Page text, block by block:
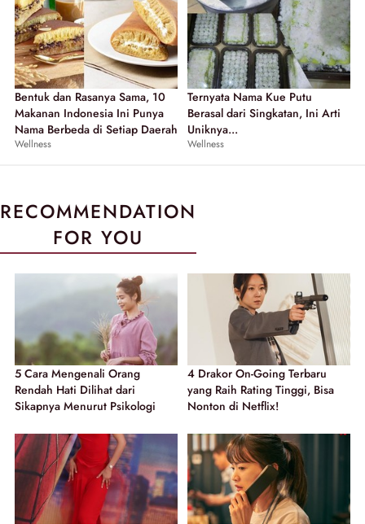
Bentuk dan Rasanya Sama, 10
Makanan Indonesia Ini Punya
Nama Berbeda di Setiap Daerah
Wellness
Ternyata Nama Kue Putu
Berasal dari Singkatan, Ini Arti
Uniknya...
Wellness
RECOMMENDATION
FOR YOU
5 Cara Mengenali Orang
Rendah Hati Dilihat dari
Sikapnya Menurut Psikologi
4 Drakor On-Going Terbaru
yang Raih Rating Tinggi, Bisa
Nonton di Netflix!